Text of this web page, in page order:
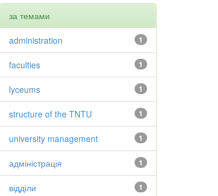
за темами
1
administration
1
faculties
1
lyceums
1
structure of the TNTU
1
university management
1
адміністрація
1
відділи